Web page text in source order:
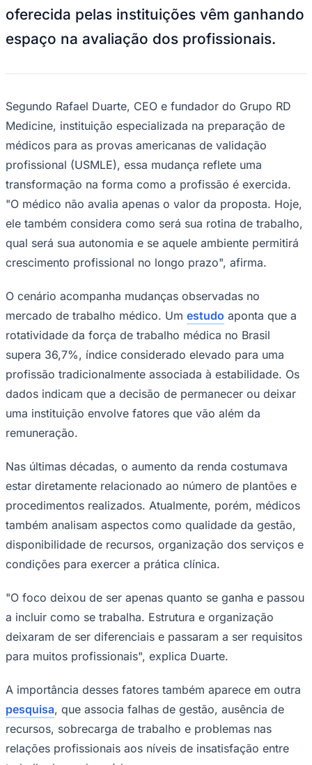
Ceará
Goiás
oferecida pelas instituições vêm ganhando
espaço na avaliação dos profissionais.
Segundo Rafael Duarte, CEO e fundador do Grupo RD
Medicine, instituição especializada na preparação de
médicos para as provas americanas de validação
profissional (USMLE), essa mudança reflete uma
transformação na forma como a profissão é exercida.
"O médico não avalia apenas o valor da proposta. Hoje,
ele também considera como será sua rotina de trabalho,
qual será sua autonomia e se aquele ambiente permitirá
crescimento profissional no longo prazo", afirma.
O cenário acompanha mudanças observadas no
mercado de trabalho médico. Um estudo aponta que a
rotatividade da força de trabalho médica no Brasil
supera 36,7%, índice considerado elevado para uma
profissão tradicionalmente associada à estabilidade. Os
dados indicam que a decisão de permanecer ou deixar
uma instituição envolve fatores que vão além da
remuneração.
Nas últimas décadas, o aumento da renda costumava
estar diretamente relacionado ao número de plantões e
procedimentos realizados. Atualmente, porém, médicos
também analisam aspectos como qualidade da gestão,
disponibilidade de recursos, organização dos serviços e
condições para exercer a prática clínica.
"O foco deixou de ser apenas quanto se ganha e passou
a incluir como se trabalha. Estrutura e organização
deixaram de ser diferenciais e passaram a ser requisitos
para muitos profissionais", explica Duarte.
A importância desses fatores também aparece em outra
pesquisa, que associa falhas de gestão, ausência de
recursos, sobrecarga de trabalho e problemas nas
relações profissionais aos níveis de insatisfação entre